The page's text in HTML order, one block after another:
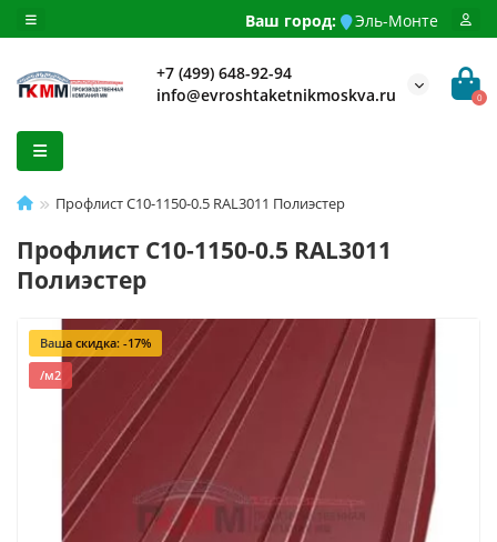
Ваш город: Эль-Монте
+7 (499) 648-92-94
info@evroshtaketnikmoskva.ru
0
Профлист С10-1150-0.5 RAL3011 Полиэстер
Профлист С10-1150-0.5 RAL3011
Полиэстер
Ваша скидка: -17%
/м2